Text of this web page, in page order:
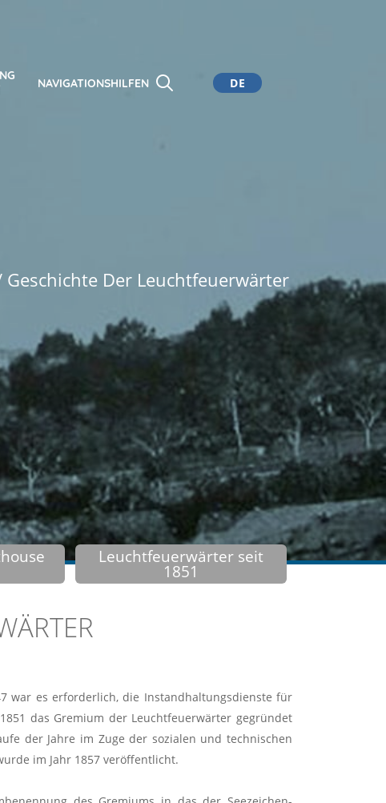
NAVIGATIONSHILFEN DE
Geschichte Der Leuchtfeuerwärter
Leuchtfeuerwärter seit
1851
war es erforderlich, die Instandhaltungsdienste für
das Gremium der Leuchtfeuerwärter gegründet
der Jahre im Zuge der sozialen und technischen
im Jahr 1857 veröffentlicht.